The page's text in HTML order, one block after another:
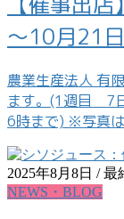
～10月21
農業生産法人 有
ます。(1週目 7
6時まで) ※写真は
2025年8月8日 / 最
NEWS・BLOG